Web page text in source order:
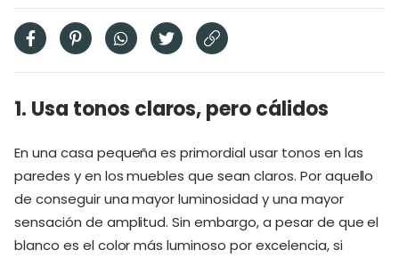
1. Usa tonos claros, pero cálidos
En una casa pequeña es primordial usar tonos en las
paredes y en los muebles que sean claros. Por aquello
de conseguir una mayor luminosidad y una mayor
sensación de amplitud. Sin embargo, a pesar de que el
blanco es el color más luminoso por excelencia, si